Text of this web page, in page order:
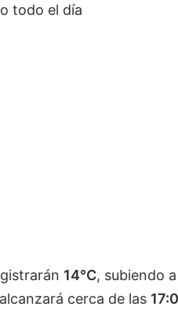
todo el día
14°C, subiendo a
cerca de las